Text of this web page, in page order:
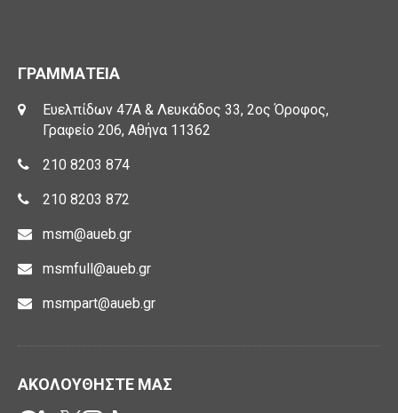
ΓΡΑΜΜΑΤΕΙΑ
Ευελπίδων 47Α & Λευκάδος 33, 2ος Όροφος,
Γραφείο 206, Αθήνα 11362
210 8203 874
210 8203 872
msm@aueb.gr
msmfull@aueb.gr
msmpart@aueb.gr
ΑΚΟΛΟΥΘΗΣΤΕ ΜΑΣ